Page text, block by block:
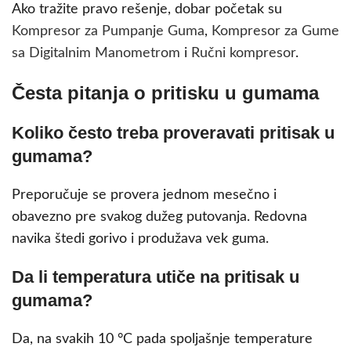
Ako tražite pravo rešenje, dobar početak su
Kompresor za Pumpanje Guma, Kompresor za Gume
sa Digitalnim Manometrom i Ručni kompresor.
Česta pitanja o pritisku u gumama
Koliko često treba proveravati pritisak u
gumama?
Preporučuje se provera jednom mesečno i
obavezno pre svakog dužeg putovanja. Redovna
navika štedi gorivo i produžava vek guma.
Da li temperatura utiče na pritisak u
gumama?
Da, na svakih 10 °C pada spoljašnje temperature